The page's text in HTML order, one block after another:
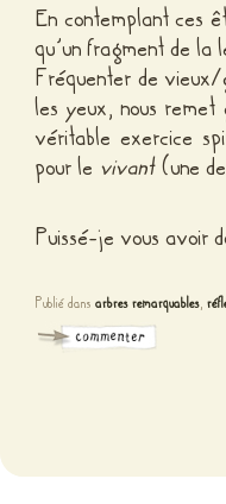
En contemplant ces
qu’un fragment de
Fréquenter de vieux/
les yeux, nous remet
véritable exercice
pour le vivant(une
Puissé-je vous avoir
Publié dans arbres remarquables,